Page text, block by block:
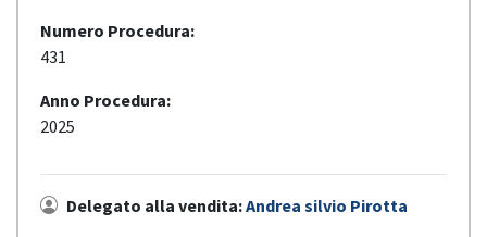
Numero Procedura:
431
Anno Procedura:
2025
Delegato alla vendita:Andrea silvio Pirotta